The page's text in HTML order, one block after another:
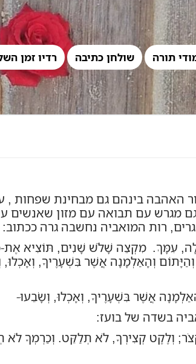
תורה שולחן כתיבה רדיו זמן
האהבה בינהם גם מבחינת שפחות
מגרש עם תבואה עם מזון שאנשים
רות המואביה נחשבה גרה ככתוב:
עִמָּךְ. מִקְצֵה שָׁלֹשׁ שָׁנִים, תּוֹצִיא
וְהָאַלְמָנָה אֲשֶׁר בִּשְׁעָרֶיךָ,
אֲשֶׁר בִּשְׁעָרֶיךָ, וְאָכְלוּ, וְשָׂבֵעוּ-
בשדה של בועז:
וְלֶקֶט קְצִירְךָ, לֹא תְלַקֵּט. וְכַרְמְךָ לֹא